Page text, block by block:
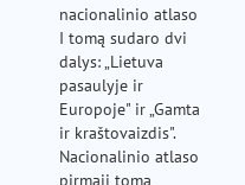
nacionalinio atlaso
I tomą sudaro dvi
dalys: „Lietuva
pasaulyje ir
Europoje" ir „Gamta
ir kraštovaizdis".
Nacionalinio atlaso
pirmąjį tomą